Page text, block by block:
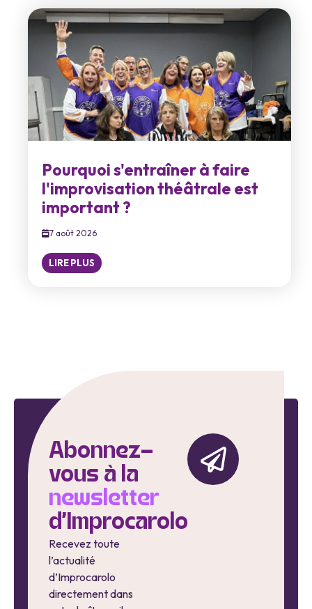
Pourquoi s'entraîner à faire
l'improvisation théâtrale est
important ?
7 août 2026
LIRE PLUS
Abonnez-
vous à la
newsletter
d'Improcarolo
Recevez toute
l’actualité
d’Improcarolo
directement dans